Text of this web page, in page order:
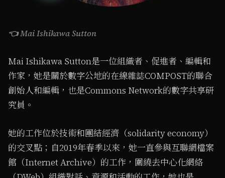
👈 Mai Ishikawa Sutton
Mai Ishikawa Sutton是一位組織者、促進者、編輯和
作家，她是關於數字公地的在線雜誌COMPOST的聯合
創始人和編輯，也是Commons Network的數字共享研
究員。
她的工作位於技術和團結經濟（solidarity economy）
的交叉點；自2019年春季以來，她一直參與互聯網檔案
館（Internet Archive）的工作，圍繞去中心化網絡